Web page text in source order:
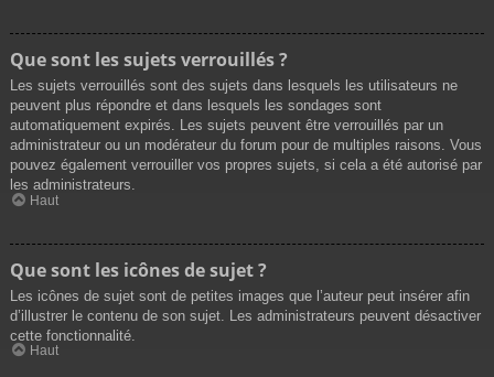
Que sont les sujets verrouillés ?
Les sujets verrouillés sont des sujets dans lesquels les utilisateurs ne
peuvent plus répondre et dans lesquels les sondages sont
automatiquement expirés. Les sujets peuvent être verrouillés par un
administrateur ou un modérateur du forum pour de multiples raisons. Vous
pouvez également verrouiller vos propres sujets, si cela a été autorisé par
les administrateurs.
Haut
Que sont les icônes de sujet ?
Les icônes de sujet sont de petites images que l’auteur peut insérer afin
d’illustrer le contenu de son sujet. Les administrateurs peuvent désactiver
cette fonctionnalité.
Haut